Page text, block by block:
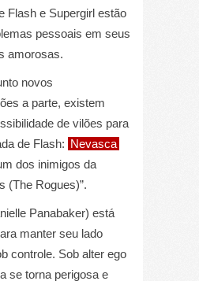
Flash e Supergirl estão
pessoais em seus
amorosas.
novos
a parte, existem
de vilões para
de Flash: Nevasca
dos inimigos da
(The Rogues)”.
Panabaker) está
manter seu lado
controle. Sob alter ego
se torna perigosa e